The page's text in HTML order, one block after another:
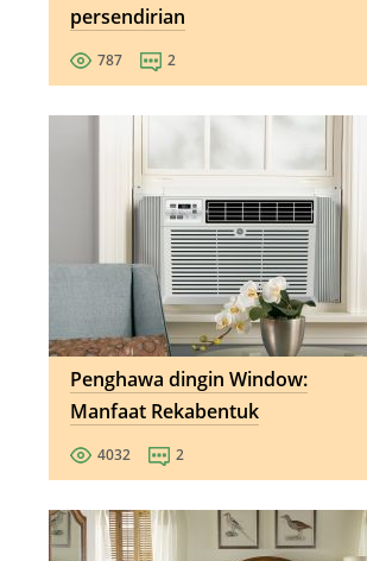
persendirian
787 2
Penghawa dingin Window:
Manfaat Rekabentuk
4032 2